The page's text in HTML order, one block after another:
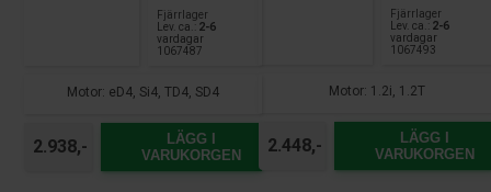
Fjärrlager
Lev. ca.: 2-6
vardagar
1067487
Motor: eD4, Si4, TD4, SD4
2.938,-
LÄGG I
VARUKORGEN
Fjärrlager
Lev. ca.: 2-6
vardagar
1067493
Motor: 1.2i, 1.2T
2.448,-
LÄGG I
VARUKORGEN